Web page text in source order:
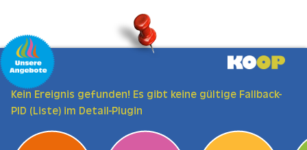
Zum Hauptinhalt springen
Kein Ereignis gefunden! Es gibt keine gültige Fallback-
PID (Liste) im Detail-Plugin